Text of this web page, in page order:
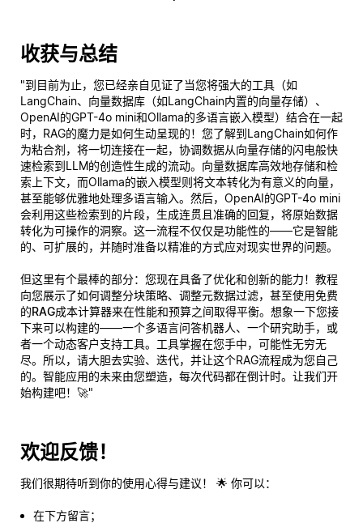
收获与总结
"到目前为止，您已经亲自见证了当您将强大的工具（如
LangChain、向量数据库（如LangChain内置的向量存储）、
OpenAI的GPT-4o mini和Ollama的多语言嵌入模型）结合在一起
时，RAG的魔力是如何生动呈现的！您了解到LangChain如何作
为粘合剂，将一切连接在一起，协调数据从向量存储的闪电般快
速检索到LLM的创造性生成的流动。向量数据库高效地存储和检
索上下文，而Ollama的嵌入模型则将文本转化为有意义的向量，
甚至能够优雅地处理多语言输入。然后，OpenAI的GPT-4o mini
会利用这些检索到的片段，生成连贯且准确的回复，将原始数据
转化为可操作的洞察。这一流程不仅仅是功能性的——它是智能
的、可扩展的，并随时准备以精准的方式应对现实世界的问题。
但这里有个最棒的部分：您现在具备了优化和创新的能力！教程
向您展示了如何调整分块策略、调整元数据过滤，甚至使用免费
的RAG成本计算器来在性能和预算之间取得平衡。想象一下您接
下来可以构建的——一个多语言问答机器人、一个研究助手，或
者一个动态客户支持工具。工具掌握在您手中，可能性无穷无
尽。所以，请大胆去实验、迭代，并让这个RAG流程成为您自己
的。智能应用的未来由您塑造，每次代码都在倒计时。让我们开
始构建吧！🚀"
欢迎反馈！
我们很期待听到你的使用心得与建议！ 🌟 你可以：
在下方留言；